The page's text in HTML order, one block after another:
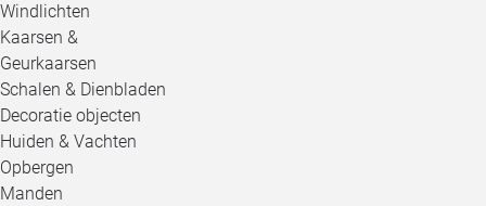
Windlichten
Kaarsen &
Geurkaarsen
Schalen & Dienbladen
Decoratie objecten
Huiden & Vachten
Opbergen
Manden